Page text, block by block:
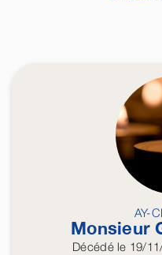
AY-
Monsieur
Décédéle 19/